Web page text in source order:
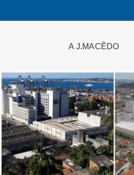
A J.MACÊDO